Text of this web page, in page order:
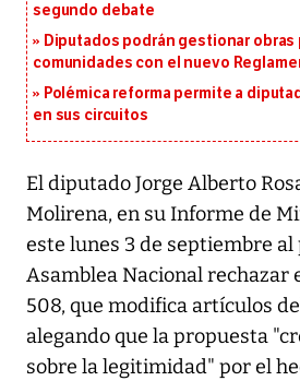
segundo debate
Diputados podrán gestionar obras
comunidades con el nuevo
Polémica reforma permite a
en sus circuitos
El diputado Jorge Alberto
Molirena, en su Informe de
este lunes 3 de septiembre al
Asamblea Nacional rechazar
508, que modifica artículos
alegando que la propuesta
sobre la legitimidad" por el